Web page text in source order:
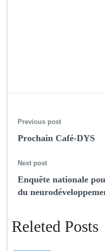
Previous post
Prochain Café-DYS
Next post
Enquête nationale
du
Releted Posts